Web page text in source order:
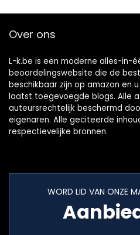
Over ons
L-k.be is een moderne alles-in-
beoordelingswebsite die de
beschikbaar zijn op amazon en
laatst toegevoegde blogs. Alle
auteursrechtelijk beschermd
eigenaren. Alle geciteerde
respectievelijke bronnen.
WORD LID VAN ONZE